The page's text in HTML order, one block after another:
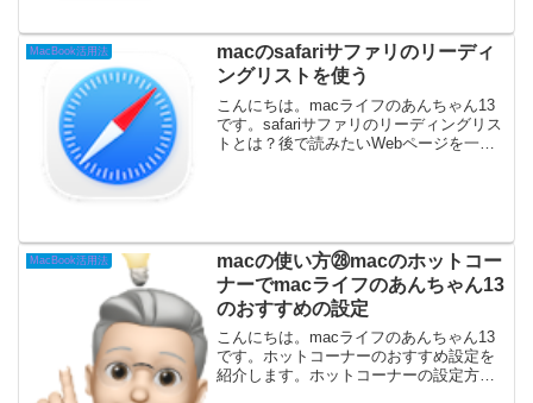
設定...
MacBook活用法
macのsafariサファリのリーディ
ングリストを使う
こんにちは。macライフのあんちゃん13
です。safariサファリのリーディングリス
トとは？後で読みたいWebページを一時
MacBook活用法
macの使い方㉘macのホットコー
ナーでmacライフのあんちゃん13
のおすすめの設定
こんにちは。macライフのあんちゃん13
です。ホットコーナーのおすすめ設定を
紹介します。ホットコーナーの設定方法